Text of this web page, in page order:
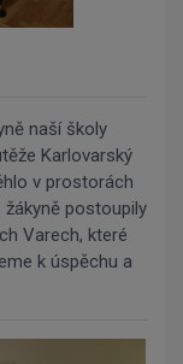
naší školy
Karlovarský
v prostorách
žákyně postoupily
Varech, které
k úspěchu a